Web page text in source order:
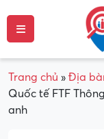
Trang chủ » Địa
Quốc tế FTF
anh